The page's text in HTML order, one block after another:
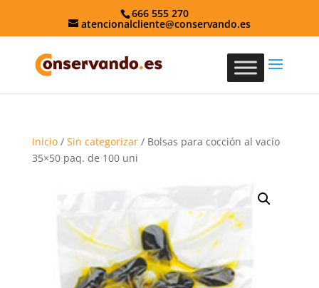
666 555 270
atencionalcliente@conservando.es
Inicio/ Sin categorizar/ Bolsas para cocción al vacío
35×50 paq. de 100 uni